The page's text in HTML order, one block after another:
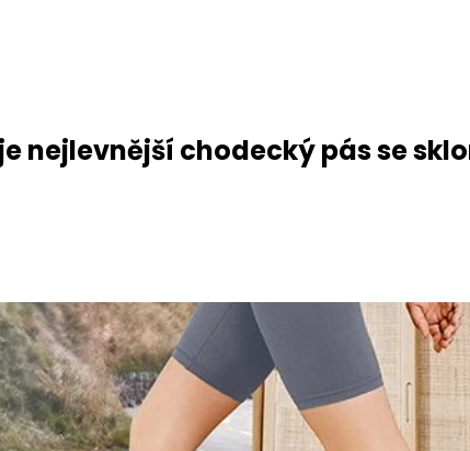
nejlevnější chodecký pás se